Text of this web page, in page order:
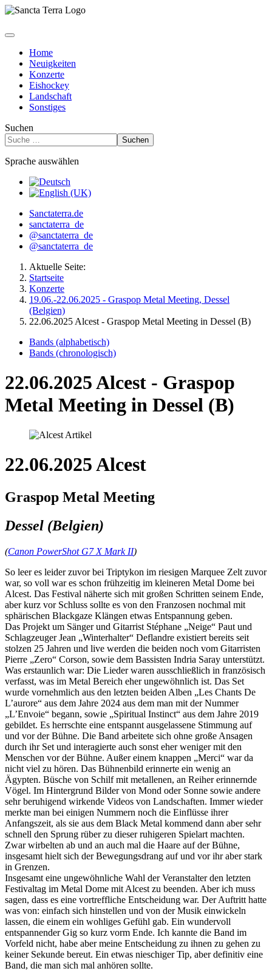
Home
Neuigkeiten
Konzerte
Eishockey
Landschaft
Sonstiges
Suchen
Suchen
Sprache auswählen
Sanctaterra.de
sanctaterra_de
@sanctaterra_de
@sanctaterra_de
Aktuelle Seite:
Startseite
Konzerte
19.06.-22.06.2025 - Graspop Metal Meeting, Dessel
(Belgien)
22.06.2025 Alcest - Graspop Metal Meeting in Dessel (B)
Bands (alphabetisch)
Bands (chronologisch)
22.06.2025 Alcest - Graspop
Metal Meeting in Dessel (B)
22.06.2025 Alcest
Graspop Metal Meeting
Dessel (Belgien)
(Canon PowerShot G7 X Mark II)
So leer es leider zuvor bei Triptykon im riesigen Marquee Zelt zuvor
war, so voll war es schon frühzeitig im kleineren Metal Dome bei
Alcest. Das Festival näherte sich mit großen Schritten seinem Ende,
aber kurz vor Schluss sollte es von den Franzosen nochmal mit
sphärischen Blackgaze Klängen etwas Entspannung geben.
Das Projekt um Sänger und Gitarrist Stéphane „Neige“ Paut und
Schlagzeuger Jean „Winterhalter“ Deflandre existiert bereits seit
stolzen 25 Jahren und live werden die beiden noch vom Gitarristen
Pierre „Zero“ Corson, sowie dem Bassisten Indria Saray unterstützt.
Was erstaunlich war: Die Lieder waren ausschließlich in französisch
verfasst, was im Metal Bereich eher ungewöhnlich ist. Das Set
wurde vornehmlich aus den letzten beiden Alben „Les Chants De
L’aurore“ aus dem Jahre 2024 aus dem man mit der Nummer
„L’Envoie“ begann, sowie „Spiritual Instinct“ aus dem Jahre 2019
gebildet. Es herrschte eine entspannt ausgelassene Stimmung auf
und vor der Bühne. Die Band arbeitete sich ohne große Ansagen
durch ihr Set und interagierte auch sonst eher weniger mit den
Menschen vor der Bühne. Außer einem knappen „Merci“ war da
nicht viel zu hören. Das Bühnenbild erinnerte ein wenig an
Ägypten. Büsche von Schilf mit metallenen, an Reiher erinnernde
Vögel. Im Hintergrund Bilder von Mond oder Sonne sowie andere
sehr beruhigend wirkende Videos von Landschaften. Immer wieder
merkte man bei einigen Nummern noch die Einflüsse ihrer
Anfangszeit, als sie aus dem Black Metal kommend dann aber sehr
schnell den Sprung rüber zu dieser ruhigeren Spielart machten.
Zwar wirbelten ab und an auch mal die Haare auf der Bühne,
insgesamt hielt sich der Bewegungsdrang auf und vor ihr aber stark
in Grenzen.
Insgesamt eine ungewöhnliche Wahl der Veranstalter den letzten
Festivaltag im Metal Dome mit Alcest zu beenden. Aber ich muss
sagen, dass es eine vortreffliche Entscheidung war. Der Auftritt hatte
was von: einfach sich hinstellen und von der Musik einwickeln
lassen, die einem ein wohliges Gefühl gab. Ein wundervoll
entspannender Gig so kurz vorm Ende. Ich kannte die Band im
Vorfeld nicht, habe aber meine Entscheidung zu ihnen zu gehen zu
keiner Sekunde bereut. Ein etwas nieschiger Tip, aber definitiv eine
Band, die man sich mal anhören sollte.